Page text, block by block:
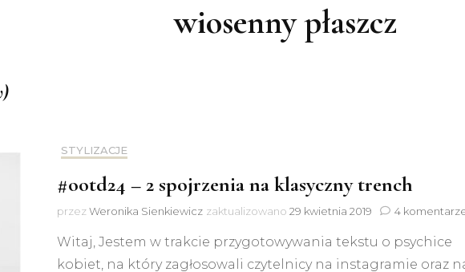
wiosenny płaszcz
STYLIZACJE
#ootd24 – 2 spojrzenia na klasyczny trench
przezWeronika Sienkiewicz zaktualizowano 29 kwietnia 2019 4
Witaj, Jestem w trakcie przygotowywania tekstu o psychice
kobiet, na który zagłosowali czytelnicy na instagramie oraz